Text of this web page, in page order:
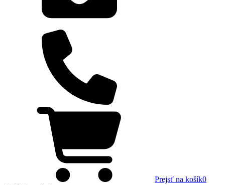
Prejsť na košík0